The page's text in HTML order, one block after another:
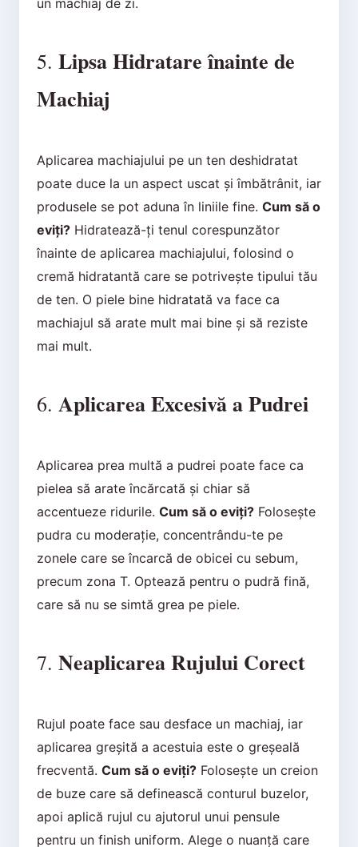
un machiaj de zi.
5. Lipsa Hidratare înainte de
Machiaj
Aplicarea machiajului pe un ten deshidratat
poate duce la un aspect uscat și îmbătrânit, iar
produsele se pot aduna în liniile fine. Cum să o
eviți?Hidratează-ți tenul corespunzător
înainte de aplicarea machiajului, folosind o
cremă hidratantă care se potrivește tipului tău
de ten. O piele bine hidratată va face ca
machiajul să arate mult mai bine și să reziste
mai mult.
6. Aplicarea Excesivă a Pudrei
Aplicarea prea multă a pudrei poate face ca
pielea să arate încărcată și chiar să
accentueze ridurile. Cum să o eviți?Folosește
pudra cu moderație, concentrându-te pe
zonele care se încarcă de obicei cu sebum,
precum zona T. Optează pentru o pudră fină,
care să nu se simtă grea pe piele.
7. Neaplicarea Rujului Corect
Rujul poate face sau desface un machiaj, iar
aplicarea greșită a acestuia este o greșeală
frecventă. Cum să o eviți?Folosește un creion
de buze care să definească conturul buzelor,
apoi aplică rujul cu ajutorul unui pensule
pentru un finish uniform. Alege o nuanță care